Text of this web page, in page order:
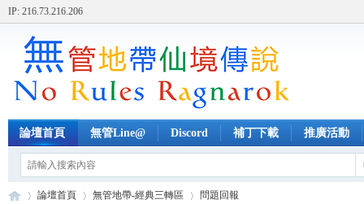
IP: 216.73.216.206
論壇首頁 無管Line@ Discord 補丁下載 推廣活動
論壇首頁 無管地帶-經典三轉區 問題回報